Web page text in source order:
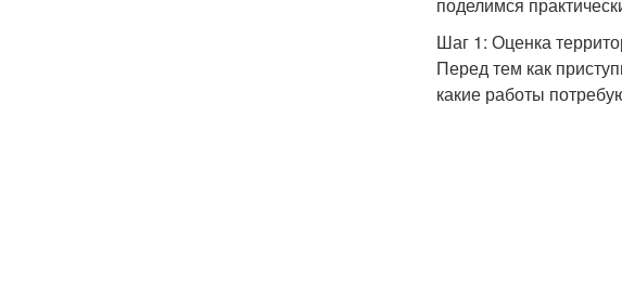
Шаг 1: Оценка
Перед тем как
какие работы